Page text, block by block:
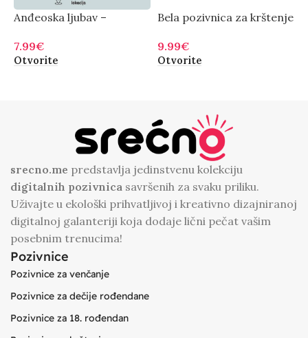
Anđeoska ljubav –
7.99€
Otvorite
Bela pozivnica za krštenje
9.99€
Otvorite
srecno.me predstavlja jedinstvenu kolekciju
digitalnih pozivnica savršenih za svaku priliku.
Uživajte u ekološki prihvatljivoj i kreativno dizajniranoj
digitalnoj galanteriji koja dodaje lični pečat vašim
posebnim trenucima!
Pozivnice
Pozivnice za venčanje
Pozivnice za dečije rođendane
Pozivnice za 18. rođendan